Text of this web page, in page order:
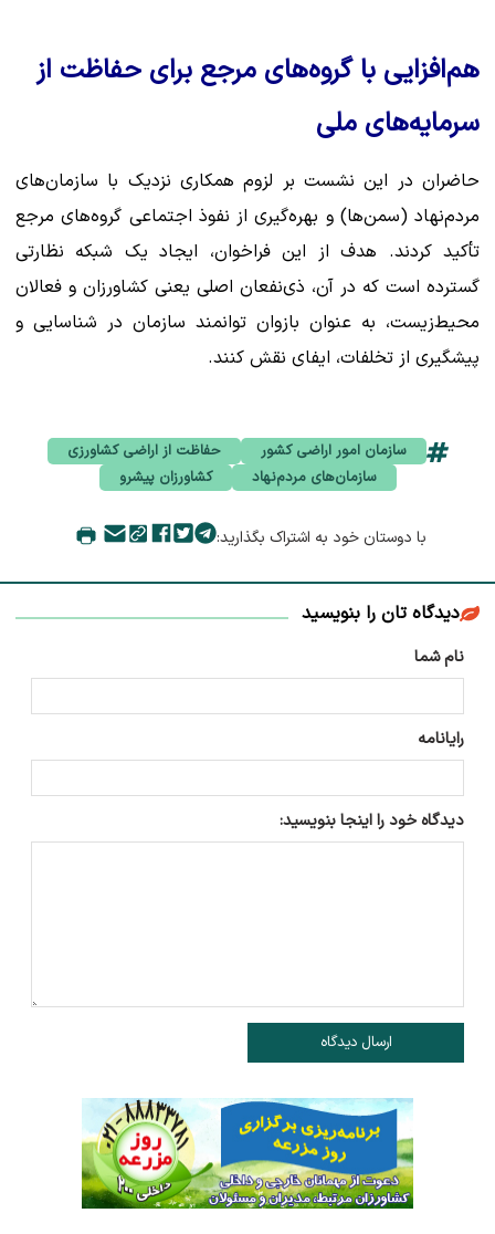
هم‌افزایی با گروه‌های مرجع برای حفاظت از
سرمایه‌های ملی
حاضران در این نشست بر لزوم همکاری نزدیک با سازمان‌های
مردم‌نهاد (سمن‌ها) و بهره‌گیری از نفوذ اجتماعی گروه‌های مرجع
تأکید کردند. هدف از این فراخوان، ایجاد یک شبکه نظارتی
گسترده است که در آن، ذی‌نفعان اصلی یعنی کشاورزان و فعالان
محیط‌زیست، به عنوان بازوان توانمند سازمان در شناسایی و
پیشگیری از تخلفات، ایفای نقش کنند.
سازمان امور اراضی کشور
حفاظت از اراضی کشاورزی
سازمان‌های مردم‌نهاد
کشاورزان پیشرو
با دوستان خود به اشتراک بگذارید:
دیدگاه تان را بنویسید
نام شما
رایانامه
دیدگاه خود را اینجا بنویسید:
ارسال دیدگاه